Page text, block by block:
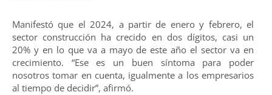
Manifestó que el 2024, a partir de enero y febrero, el
sector construcción ha crecido en dos dígitos, casi un
20% y en lo que va a mayo de este año el sector va en
crecimiento. “Ese es un buen síntoma para poder
nosotros tomar en cuenta, igualmente a los empresarios
al tiempo de decidir”, afirmó.